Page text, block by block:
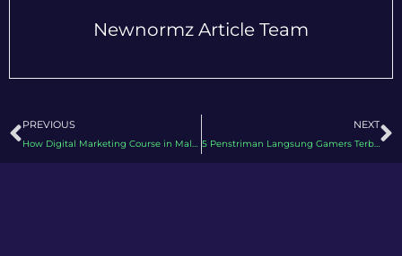
Newnormz Article Team
Prev
PREVIOUS NEXT
5 Penstriman Langsung Gamers Terbaik di Tiktok Malaysia